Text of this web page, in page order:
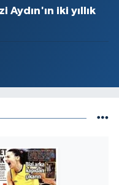
Aydın'ın iki yıllık